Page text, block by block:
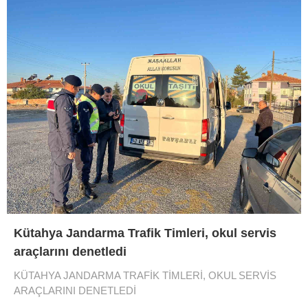
Kütahya Jandarma Trafik Timleri, okul servis
araçlarını denetledi
KÜTAHYA JANDARMA TRAFİK TİMLERİ, OKUL SERVİS
ARAÇLARINI DENETLEDİ